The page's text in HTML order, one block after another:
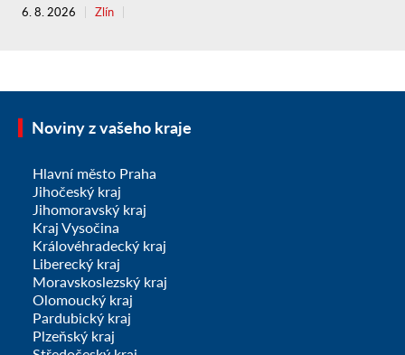
6. 8. 2026 Zlín
Noviny z vašeho kraje
Hlavní město Praha
Jihočeský kraj
Jihomoravský kraj
Kraj Vysočina
Královéhradecký kraj
Liberecký kraj
Moravskoslezský kraj
Olomoucký kraj
Pardubický kraj
Plzeňský kraj